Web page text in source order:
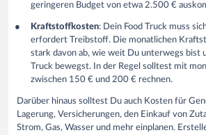
geringeren Budget von etwa 2.500 €
Kraftstoffkosten: Dein Food Truck muss
erfordert Treibstoff. Die monatlichen
stark davon ab, wie weit Du unterwegs bist
Truck bewegst. In der Regel solltest mit
zwischen 150 € und 200 € rechnen.
Darüber hinaus solltest Du auch Kosten für
Lagerung, Versicherungen, den Einkauf von
Strom, Gas, Wasser und mehr einplanen.